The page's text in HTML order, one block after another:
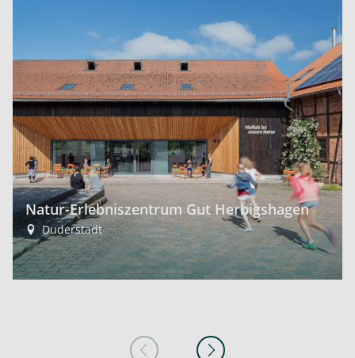
Natur-Erlebniszentrum Gut Herbigshagen
Duderstadt